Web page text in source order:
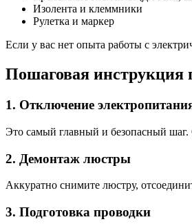
Изолента и клеммники
Рулетка и маркер
Если у вас нет опыта работы с
Пошаговая инструкция
1. Отключение
Это самый главный и безопасный
2. Демонтаж люстры
Аккуратно снимите люстру,
3. Подготовка проводки